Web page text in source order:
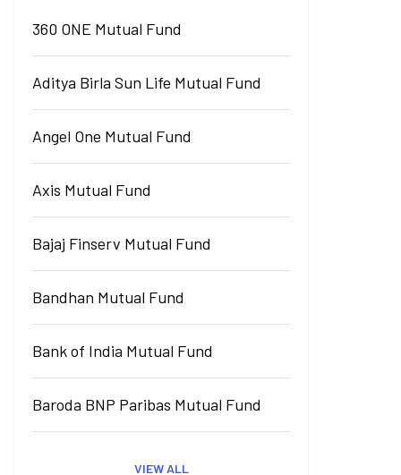
360 ONE Mutual Fund
Aditya Birla Sun Life Mutual Fund
Angel One Mutual Fund
Axis Mutual Fund
Bajaj Finserv Mutual Fund
Bandhan Mutual Fund
Bank of India Mutual Fund
Baroda BNP Paribas Mutual Fund
VIEW ALL